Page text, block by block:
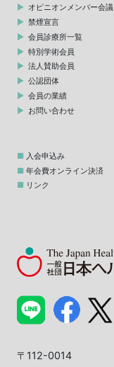
オピニオンメンバー会議
禁煙宣言
会員診療所一覧
特別学術会員
法人賛助会員
公認団体
会員の業績
お問い合わせ
入会申込み
年会費オンライン決済
リンク
〒112-0014